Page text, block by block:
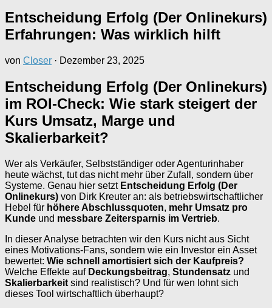
Entscheidung Erfolg (Der Onlinekurs)
Erfahrungen: Was wirklich hilft
von Closer · Dezember 23, 2025
Entscheidung Erfolg (Der Onlinekurs)
im ROI-Check: Wie stark steigert der
Kurs Umsatz, Marge und
Skalierbarkeit?
Wer als Verkäufer, Selbstständiger oder Agenturinhaber
heute wächst, tut das nicht mehr über Zufall, sondern über
Systeme. Genau hier setzt Entscheidung Erfolg (Der
Onlinekurs) von Dirk Kreuter an: als betriebswirtschaftlicher
Hebel für höhere Abschlussquoten, mehr Umsatz pro
Kunde und messbare Zeitersparnis im Vertrieb.
In dieser Analyse betrachten wir den Kurs nicht aus Sicht
eines Motivations-Fans, sondern wie ein Investor ein Asset
bewertet: Wie schnell amortisiert sich der Kaufpreis?
Welche Effekte auf Deckungsbeitrag, Stundensatz und
Skalierbarkeit sind realistisch? Und für wen lohnt sich
dieses Tool wirtschaftlich überhaupt?